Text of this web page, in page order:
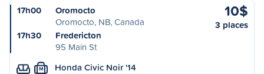
17h00
Oromocto
Oromocto, NB, Canada
17h30
Fredericton
95 Main St
10$
3 places
M Honda Civic Noir '14